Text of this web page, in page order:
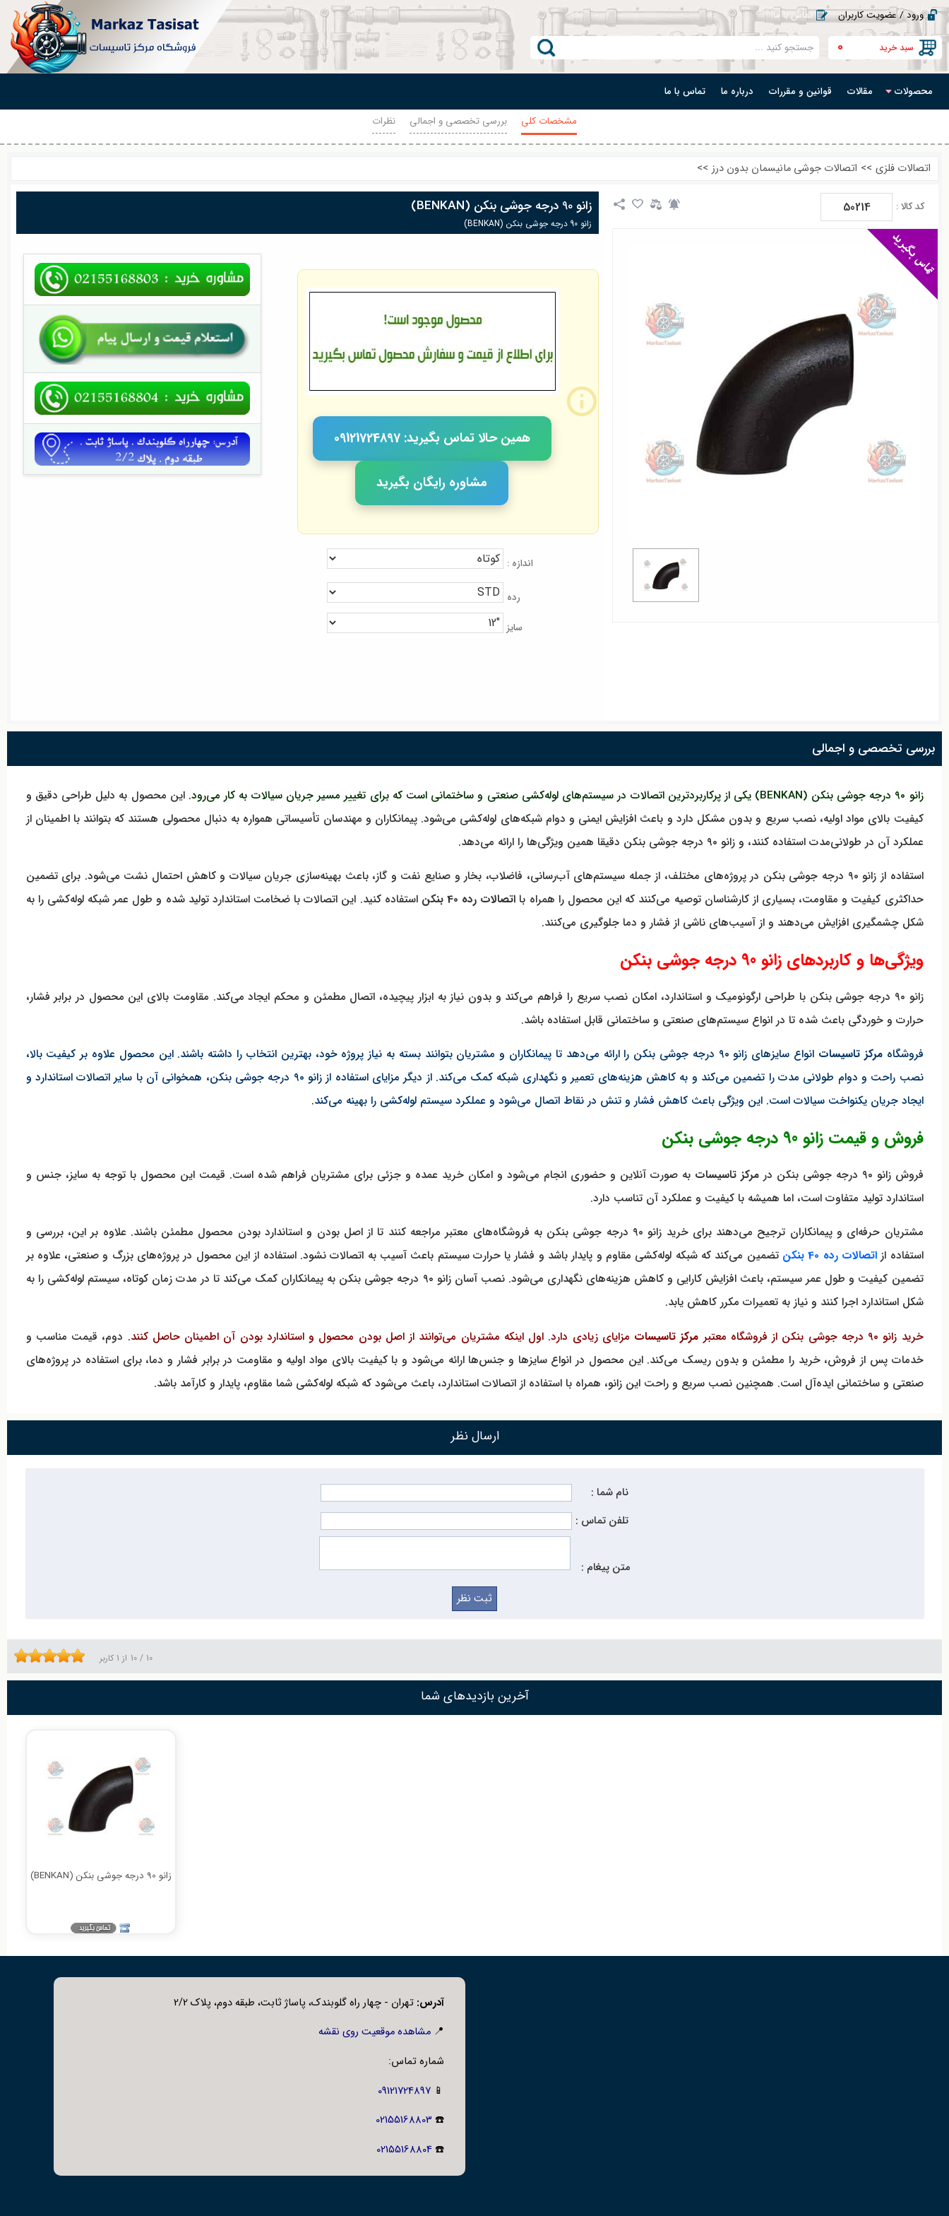
ورود / عضویت کاربران تماس با ما
سبد خرید 0
محصولات مقالات قوانین و مقررات درباره ما
تماس با ما
مشخصات کلی
بررسی تخصصی و اجمالی نظرات
اتصالات فلزی >> اتصالات جوشی مانیسمان بدون درز >>
کد کالا : 50214 زانو 90 درجه جوشی بنکن (BENKAN)
زانو 90 درجه جوشی بنکن (BENKAN)
همین حالا تماس بگیرید: 09121724897
مشاوره رایگان بگیرید
اندازه :
رده
سایز
بررسی تخصصی و اجمالی
زانو ۹۰ درجه جوشی بنکن (BENKAN) یکی از پرکاربردترین اتصالات در سیستم‌های لوله‌کشی صنعتی و ساختمانی است که برای تغییر مسیر جریان سیالات به کار می‌رود.
این محصول به دلیل طراحی دقیق و
کیفیت بالای مواد اولیه، نصب سریع و بدون مشکل دارد و باعث افزایش ایمنی و دوام شبکه‌های لوله‌کشی می‌شود. پیمانکاران و مهندسان تأسیساتی همواره به دنبال محصولی هستند که بتوانند با اطمینان از
عملکرد آن در طولانی‌مدت استفاده کنند، و زانو ۹۰ درجه جوشی بنکن دقیقا همین ویژگی‌ها را ارائه می‌دهد.
استفاده از زانو ۹۰ درجه جوشی بنکن در پروژه‌های مختلف، از جمله سیستم‌های آب‌رسانی، فاضلاب، بخار و صنایع نفت و گاز، باعث بهینه‌سازی جریان سیالات و کاهش احتمال نشت می‌شود. برای تضمین
حداکثری کیفیت و مقاومت، بسیاری از کارشناسان توصیه می‌کنند که این محصول را همراه با اتصالات رده 40 بنکن
استفاده کنید. این اتصالات با ضخامت استاندارد تولید شده و طول عمر شبکه لوله‌کشی را به
شکل چشمگیری افزایش می‌دهند و از آسیب‌های ناشی از فشار و دما جلوگیری می‌کنند.
ویژگی‌ها و کاربردهای زانو 90 درجه جوشی بنکن
زانو ۹۰ درجه جوشی بنکن با طراحی ارگونومیک و استاندارد، امکان نصب سریع را فراهم می‌کند و بدون نیاز به ابزار پیچیده، اتصال مطمئن و محکم ایجاد می‌کند. مقاومت بالای این محصول در برابر فشار،
حرارت و خوردگی باعث شده تا در انواع سیستم‌های صنعتی و ساختمانی قابل استفاده باشد.
فروشگاهمرکز تاسیسات
انواع سایزهای زانو ۹۰ درجه جوشی بنکن را ارائه می‌دهد تا پیمانکاران و مشتریان بتوانند بسته به نیاز پروژه خود، بهترین انتخاب را داشته باشند. این محصول علاوه بر کیفیت بالا،
نصب راحت و دوام طولانی مدت را تضمین می‌کند و به کاهش هزینه‌های تعمیر و نگهداری شبکه کمک می‌کند. از دیگر مزایای استفاده از زانو ۹۰ درجه جوشی بنکن، همخوانی آن با سایر اتصالات استاندارد و
ایجاد جریان یکنواخت سیالات است. این ویژگی باعث کاهش فشار و تنش در نقاط اتصال می‌شود و عملکرد سیستم لوله‌کشی را بهینه می‌کند.
فروش و قیمت زانو 90 درجه جوشی بنکن
فروش زانو ۹۰ درجه جوشی بنکن در مرکز تاسیسات به صورت آنلاین و حضوری انجام می‌شود و امکان خرید عمده و جزئی برای مشتریان فراهم شده است. قیمت این محصول با توجه به سایز، جنس و
استاندارد تولید متفاوت است، اما همیشه با کیفیت و عملکرد آن تناسب دارد.
مشتریان حرفه‌ای و پیمانکاران ترجیح می‌دهند برای خرید زانو ۹۰ درجه جوشی بنکن به فروشگاه‌های معتبر مراجعه کنند تا از اصل بودن و استاندارد بودن محصول مطمئن باشند. علاوه بر این، بررسی و
استفاده ازاتصالات رده 40 بنکن
تضمین می‌کند که شبکه لوله‌کشی مقاوم و پایدار باشد و فشار یا حرارت سیستم باعث آسیب به اتصالات نشود. استفاده از این محصول در پروژه‌های بزرگ و صنعتی، علاوه بر
تضمین کیفیت و طول عمر سیستم، باعث افزایش کارایی و کاهش هزینه‌های نگهداری می‌شود. نصب آسان زانو ۹۰ درجه جوشی بنکن به پیمانکاران کمک می‌کند تا در مدت زمان کوتاه، سیستم لوله‌کشی را به
شکل استاندارد اجرا کنند و نیاز به تعمیرات مکرر کاهش یابد.
خرید زانو ۹۰ درجه جوشی بنکن از فروشگاه معتبر مرکز تاسیسات مزایای زیادی دارد. اول اینکه مشتریان می‌توانند از اصل بودن محصول و استاندارد بودن آن اطمینان حاصل کنند. دوم، قیمت مناسب و
خدمات پس از فروش، خرید را مطمئن و بدون ریسک می‌کند. این محصول در انواع سایزها و جنس‌ها ارائه می‌شود و با کیفیت بالای مواد اولیه و مقاومت در برابر فشار و دما، برای استفاده در پروژه‌های
صنعتی و ساختمانی ایده‌آل است. همچنین نصب سریع و راحت این زانو، همراه با استفاده از اتصالات استاندارد، باعث می‌شود که شبکه لوله‌کشی شما مقاوم، پایدار و کارآمد باشد.
ارسال نظر
نام شما :
تلفن تماس :
متن پیغام :
10 / 10 از 1 کاربر
آخرین بازدیدهای شما
زانو 90 درجه جوشی بنکن (BENKAN)
آدرس: تهران - چهار راه گلوبندک، پاساژ ثابت، طبقه دوم، پلاک 2/2
📍 مشاهده موقعیت روی نقشه
شماره تماس:
📱
09121724897
☎️
02155168803
☎️
02155168804